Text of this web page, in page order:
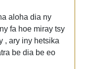
aloha dia ny
fa hoe miray tsy
, ary iny hetsika
be dia be eo